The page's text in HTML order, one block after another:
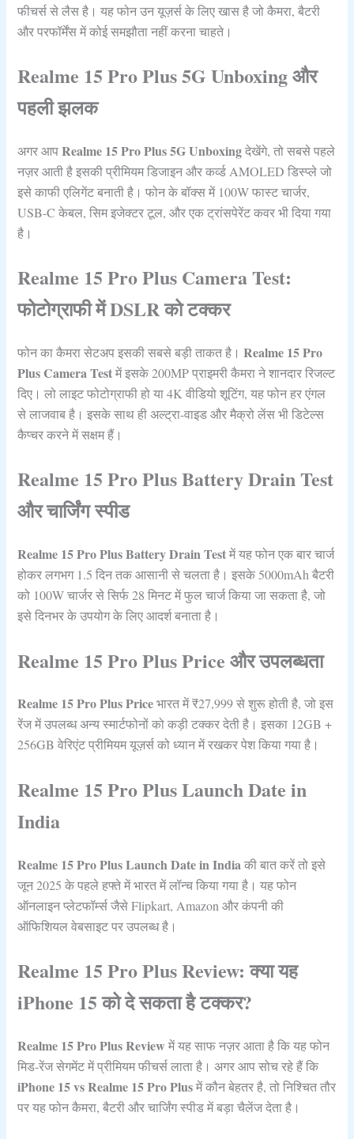
फीचर्स से लैस है। यह फोन उन यूज़र्स के लिए खास है जो कैमरा, बैटरी
और परफॉर्मेंस में कोई समझौता नहीं करना चाहते।
Realme 15 Pro Plus 5G Unboxing और
पहली झलक
अगर आपRealme 15 Pro Plus 5G Unboxingदेखेंगे, तो सबसे पहले
नज़र आती है इसकी प्रीमियम डिजाइन और कर्व्ड AMOLED डिस्प्ले जो
इसे काफी एलिगेंट बनाती है। फोन के बॉक्स में 100W फास्ट चार्जर,
USB-C केबल, सिम इजेक्टर टूल, और एक ट्रांसपेरेंट कवर भी दिया गया
है।
Realme 15 Pro Plus Camera Test:
फोटोग्राफी में DSLR को टक्कर
फोन का कैमरा सेटअप इसकी सबसे बड़ी ताकत है।Realme 15 Pro
Plus Camera Testमें इसके 200MP प्राइमरी कैमरा ने शानदार रिजल्ट
दिए। लो लाइट फोटोग्राफी हो या 4K वीडियो शूटिंग, यह फोन हर एंगल
से लाजवाब है। इसके साथ ही अल्ट्रा-वाइड और मैक्रो लेंस भी डिटेल्स
कैप्चर करने में सक्षम हैं।
Realme 15 Pro Plus Battery Drain Test
और चार्जिंग स्पीड
Realme 15 Pro Plus Battery Drain Testमें यह फोन एक बार चार्ज
होकर लगभग 1.5 दिन तक आसानी से चलता है। इसके 5000mAh बैटरी
को 100W चार्जर से सिर्फ 28 मिनट में फुल चार्ज किया जा सकता है, जो
इसे दिनभर के उपयोग के लिए आदर्श बनाता है।
Realme 15 Pro Plus Price और उपलब्धता
Realme 15 Pro Plus Priceभारत में ₹27,999 से शुरू होती है, जो इस
रेंज में उपलब्ध अन्य स्मार्टफोनों को कड़ी टक्कर देती है। इसका 12GB +
256GB वेरिएंट प्रीमियम यूज़र्स को ध्यान में रखकर पेश किया गया है।
Realme 15 Pro Plus Launch Date in
India
Realme 15 Pro Plus Launch Date in Indiaकी बात करें तो इसे
जून 2025 के पहले हफ्ते में भारत में लॉन्च किया गया है। यह फोन
ऑनलाइन प्लेटफॉर्म्स जैसे Flipkart, Amazon और कंपनी की
ऑफिशियल वेबसाइट पर उपलब्ध है।
Realme 15 Pro Plus Review: क्या यह
iPhone 15 को दे सकता है टक्कर?
Realme 15 Pro Plus Review में यह साफ नज़र आता है कि यह फोन
मिड-रेंज सेगमेंट में प्रीमियम फीचर्स लाता है। अगर आप सोच रहे हैं कि
iPhone 15 vs Realme 15 Pro Plusमें कौन बेहतर है, तो निश्चित तौर
पर यह फोन कैमरा, बैटरी और चार्जिंग स्पीड में बड़ा चैलेंज देता है।